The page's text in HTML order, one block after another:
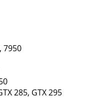
7950
285, GTX 295